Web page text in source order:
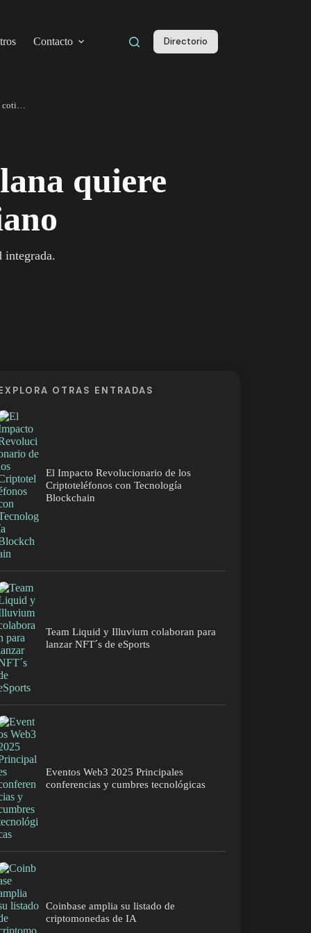
Contacto Directorio
Seeker: el teléfono con el que Solana quiere hacer lo “onchain” cotidiano
quiere
integrada.
OTRAS ENTRADAS
El Impacto Revolucionario de los
Criptoteléfonos con Tecnología
Blockchain
Team Liquid y Illuvium colaboran para
lanzar NFT´s de eSports
Eventos Web3 2025 Principales
conferencias y cumbres tecnológicas
Coinbase amplia su listado de
criptomonedas de IA